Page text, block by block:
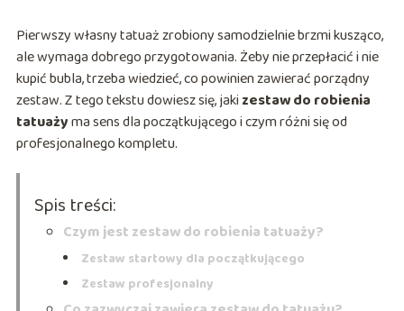
Pierwszy własny tatuaż zrobiony samodzielnie brzmi kusząco,
ale wymaga dobrego przygotowania. Żeby nie przepłacić i nie
kupić bubla, trzeba wiedzieć, co powinien zawierać porządny
zestaw. Z tego tekstu dowiesz się, jaki zestaw do robienia
tatuażyma sens dla początkującego i czym różni się od
profesjonalnego kompletu.
Spis treści:
Czym jest zestaw do robienia tatuaży?
Zestaw startowy dla początkującego
Zestaw profesjonalny